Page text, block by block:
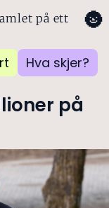
på ett
Hva skjer?
🌚
på